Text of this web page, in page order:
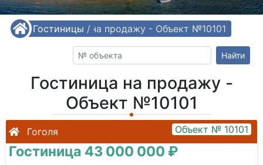
/ Гостиницы /
Гостиница на продажу - Объект №10101
Найти
Гостиница на продажу -
Объект №10101
Гоголя Объект № 10101
Гостиница 43 000 000 ₽